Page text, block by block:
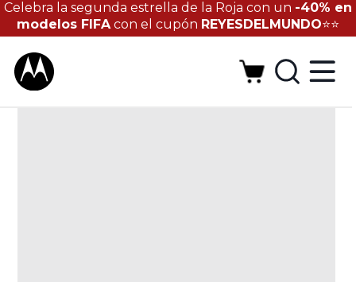
Celebra la segunda estrella de la Roja con un -40% en
modelos FIFAcon el cupón REYESDELMUNDO⭐⭐